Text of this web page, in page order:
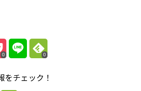
0 0
をチェック！